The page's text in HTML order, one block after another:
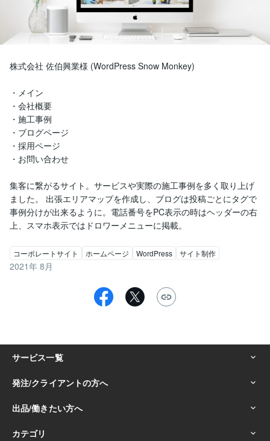
株式会社 佐伯興業様 (WordPress Snow Monkey)
・メイン
・会社概要
・施工事例
・ブログページ
・採用ページ
・お問い合わせ
集客に繋がるサイト。サービスや実際の施工事例を多く取り上げ
ました。 出張エリアマップを作成し、ブログは投稿ごとにタグで
事例分けが出来るように。電話番号をPC表示の時はヘッダーの右
上、スマホ表示ではドロワーメニューに掲載。
コーポレートサイト ホームページ WordPress サイト制作
2021年 8月